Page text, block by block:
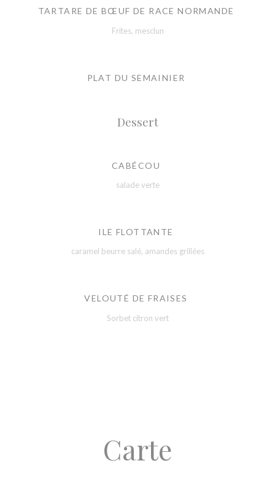
TARTARE DE BŒUF DE RACE NORMANDE
Frites, mesclun
PLAT DU SEMAINIER
Dessert
CABÉCOU
salade verte
ILE FLOTTANTE
caramel beurre salé, amandes grillées
VELOUTÉ DE FRAISES
Sorbet citron vert
Carte